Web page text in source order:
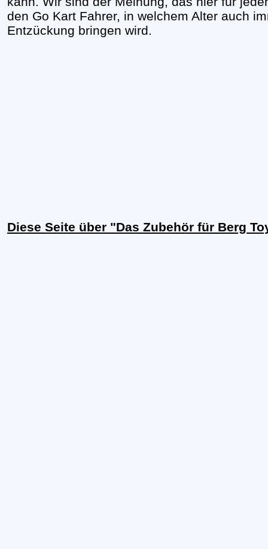
den Go Kart Fahrer, in welchem Alter auch
Entzückung bringen wird.
Diese Seite über "Das Zubehör für Berg